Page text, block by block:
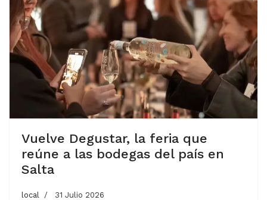
Vuelve Degustar, la feria que
reúne a las bodegas del país en
Salta
local 31 Julio 2026